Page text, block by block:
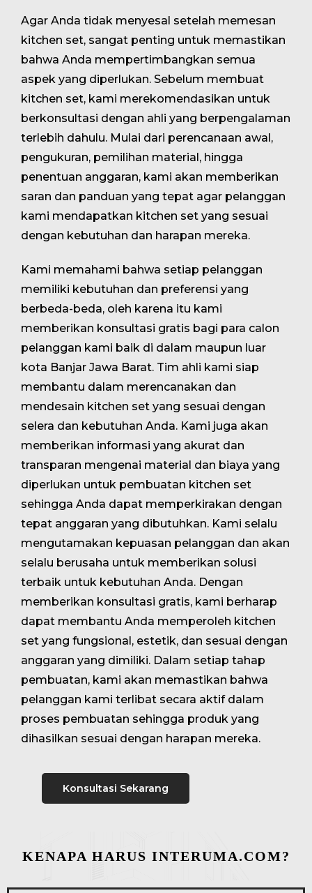
Agar Anda tidak menyesal setelah memesan
kitchen set, sangat penting untuk memastikan
bahwa Anda mempertimbangkan semua
aspek yang diperlukan. Sebelum membuat
kitchen set, kami merekomendasikan untuk
berkonsultasi dengan ahli yang berpengalaman
terlebih dahulu. Mulai dari perencanaan awal,
pengukuran, pemilihan material, hingga
penentuan anggaran, kami akan memberikan
saran dan panduan yang tepat agar pelanggan
kami mendapatkan kitchen set yang sesuai
dengan kebutuhan dan harapan mereka.
Kami memahami bahwa setiap pelanggan
memiliki kebutuhan dan preferensi yang
berbeda-beda, oleh karena itu kami
memberikan konsultasi gratis bagi para calon
pelanggan kami baik di dalam maupun luar
kota Banjar Jawa Barat. Tim ahli kami siap
membantu dalam merencanakan dan
mendesain kitchen set yang sesuai dengan
selera dan kebutuhan Anda. Kami juga akan
memberikan informasi yang akurat dan
transparan mengenai material dan biaya yang
diperlukan untuk pembuatan kitchen set
sehingga Anda dapat memperkirakan dengan
tepat anggaran yang dibutuhkan. Kami selalu
mengutamakan kepuasan pelanggan dan akan
selalu berusaha untuk memberikan solusi
terbaik untuk kebutuhan Anda. Dengan
memberikan konsultasi gratis, kami berharap
dapat membantu Anda memperoleh kitchen
set yang fungsional, estetik, dan sesuai dengan
anggaran yang dimiliki. Dalam setiap tahap
pembuatan, kami akan memastikan bahwa
pelanggan kami terlibat secara aktif dalam
proses pembuatan sehingga produk yang
dihasilkan sesuai dengan harapan mereka.
Konsultasi Sekarang
KENAPA HARUS INTERUMA.COM?